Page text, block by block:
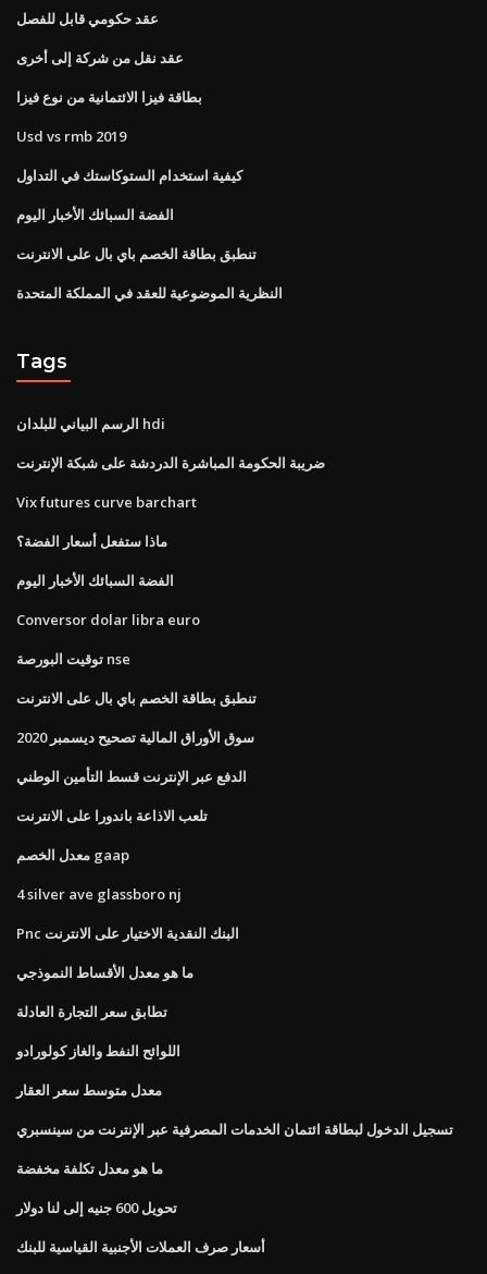
عقد حكومي قابل للفصل
عقد نقل من شركة إلى أخرى
بطاقة فيزا الائتمانية من نوع فيزا
Usd vs rmb 2019
كيفية استخدام الستوكاستك في التداول
الفضة السبائك الأخبار اليوم
تنطبق بطاقة الخصم باي بال على الانترنت
النظرية الموضوعية للعقد في المملكة المتحدة
Tags
الرسم البياني للبلدان hdi
ضريبة الحكومة المباشرة الدردشة على شبكة الإنترنت
Vix futures curve barchart
ماذا ستفعل أسعار الفضة؟
الفضة السبائك الأخبار اليوم
Conversor dolar libra euro
توقيت البورصة nse
تنطبق بطاقة الخصم باي بال على الانترنت
سوق الأوراق المالية تصحيح ديسمبر 2020
الدفع عبر الإنترنت قسط التأمين الوطني
تلعب الاذاعة باندورا على الانترنت
معدل الخصم gaap
4 silver ave glassboro nj
Pnc البنك النقدية الاختيار على الانترنت
ما هو معدل الأقساط النموذجي
تطابق سعر التجارة العادلة
اللوائح النفط والغاز كولورادو
معدل متوسط ​​سعر العقار
تسجيل الدخول لبطاقة ائتمان الخدمات المصرفية عبر الإنترنت من سينسبري
ما هو معدل تكلفة مخفضة
تحويل 600 جنيه إلى لنا دولار
أسعار صرف العملات الأجنبية القياسية للبنك